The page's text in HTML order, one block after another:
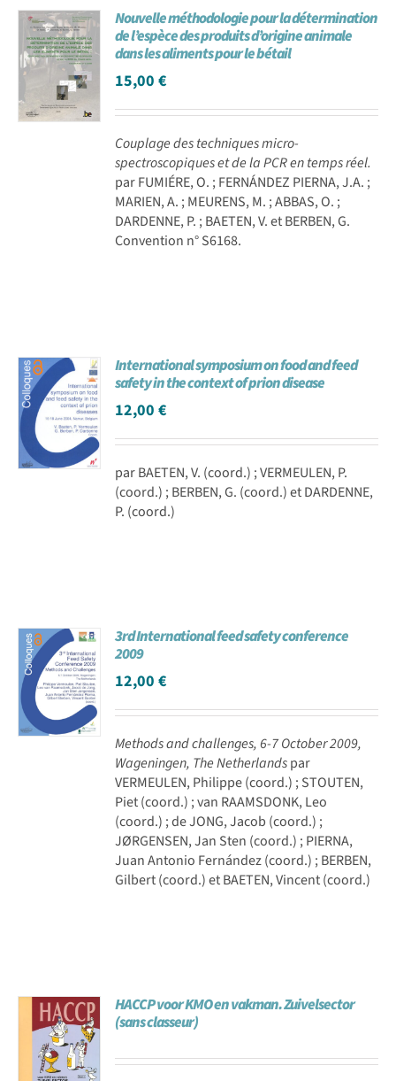
Achat en ligne
Panier WooCommerce
Nouvelle méthodologie pour la détermination
de l’espèce des produits d’origine animale
dans les aliments pour le bétail
15,00€
Couplage des techniques micro-
spectroscopiques et de la PCR en temps réel.
par FUMIÉRE, O. ; FERNÁNDEZ PIERNA, J.A. ;
MARIEN, A. ; MEURENS, M. ; ABBAS, O. ;
DARDENNE, P. ; BAETEN, V. et BERBEN, G.
Convention n° S6168.
International symposium on food and feed
safety in the context of prion disease
12,00€
par BAETEN, V. (coord.) ; VERMEULEN, P.
(coord.) ; BERBEN, G. (coord.) et DARDENNE,
P. (coord.)
3rd International feed safety conference
2009
12,00€
Methods and challenges, 6-7 October 2009,
Wageningen, The Netherlandspar
VERMEULEN, Philippe (coord.) ; STOUTEN,
Piet (coord.) ; van RAAMSDONK, Leo
(coord.) ; de JONG, Jacob (coord.) ;
JØRGENSEN, Jan Sten (coord.) ; PIERNA,
Juan Antonio Fernández (coord.) ; BERBEN,
Gilbert (coord.) et BAETEN, Vincent (coord.)
HACCP voor KMO en vakman. Zuivelsector
(sans classeur)